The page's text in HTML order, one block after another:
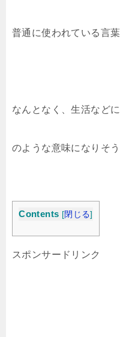
普通に使われている言葉
なんとなく、生活など
のような意味になりそう
Contents [閉じる]
スポンサードリンク